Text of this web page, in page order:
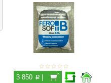
3 850 p|